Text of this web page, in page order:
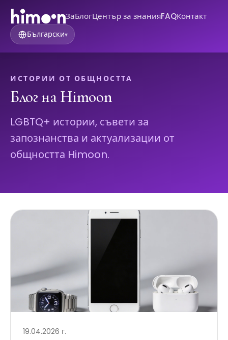
ЗаБлогЦентър за знанияFAQКонтакт
Български▾
ИСТОРИИ ОТ ОБЩНОСТТА
Блог на Himoon
LGBTQ+ истории, съвети за
запознанства и актуализации от
общността Himoon.
19.04.2026 г.